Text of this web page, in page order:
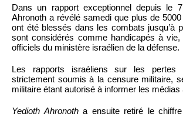
Dans un rapport exceptionnel depuis le
Ahronoth a révélé samedi que plus de
ont été blessés dans les combats jusqu’à
sont considérés comme handicapés à
officiels du ministère israélien de la défense.
Les rapports israéliens sur les pertes
strictement soumis à la censure militaire,
militaire étant autorisé à informer les médias
Yedioth Ahronotha ensuite retiré le